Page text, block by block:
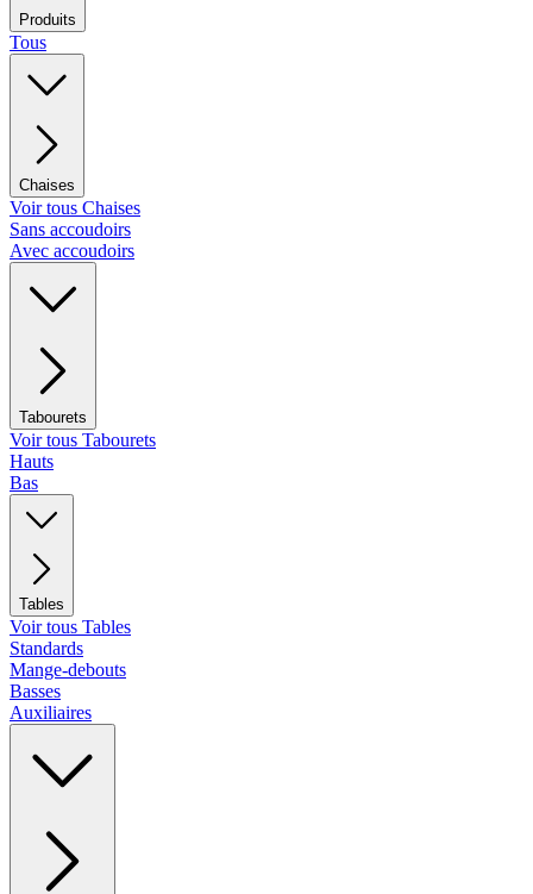
Produits
Tous
Chaises
Voir tous Chaises
Sans accoudoirs
Avec accoudoirs
Tabourets
Voir tous Tabourets
Hauts
Bas
Tables
Voir tous Tables
Standards
Mange-debouts
Basses
Auxiliaires